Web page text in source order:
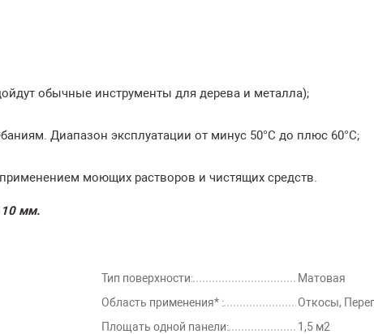
обычные инструменты для дерева и металла);
Диапазон эксплуатации от минус 50°С до плюс 60°С;
моющих растворов и чистящих средств.
10 мм.
Тип поверхности:
Матовая
Область применения* :
Откосы,
Площать одной панели:
1,5 м2